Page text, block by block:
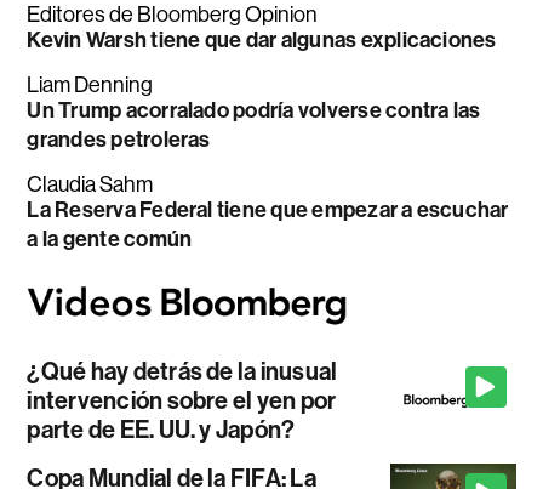
Editores de Bloomberg Opinion
Kevin Warsh tiene que dar algunas explicaciones
Liam Denning
Un Trump acorralado podría volverse contra las
grandes petroleras
Claudia Sahm
La Reserva Federal tiene que empezar a escuchar
a la gente común
¿Qué hay detrás de la inusual
intervención sobre el yen por
parte de EE. UU. y Japón?
Copa Mundial de la FIFA: La